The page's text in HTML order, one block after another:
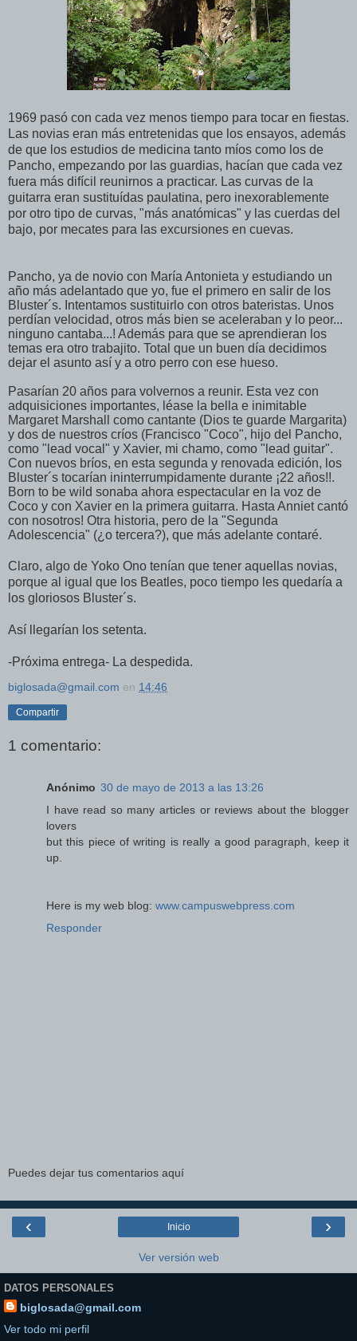
1969 pasó con cada vez menos tiempo para tocar en fiestas.
Las novias eran más entretenidas que los ensayos, además
de que los estudios de medicina tanto míos como los de
Pancho, empezando por las guardias, hacían que cada vez
fuera más difícil reunirnos a practicar. Las curvas de la
guitarra eran sustituídas paulatina, pero inexorablemente
por otro tipo de curvas, "más anatómicas" y las cuerdas del
bajo, por mecates para las excursiones en cuevas.
Pancho, ya de novio con María Antonieta y estudiando un
año más adelantado que yo, fue el primero en salir de los
Bluster´s. Intentamos sustituirlo con otros bateristas. Unos
perdían velocidad, otros más bien se aceleraban y lo peor...
ninguno cantaba...! Además para que se aprendieran los
temas era otro trabajito. Total que un buen día decidimos
dejar el asunto así y a otro perro con ese hueso.
Pasarían 20 años para volvernos a reunir. Esta vez con
adquisiciones importantes, léase la bella e inimitable
Margaret Marshall como cantante (Dios te guarde Margarita)
y dos de nuestros críos (Francisco "Coco", hijo del Pancho,
como "lead vocal" y Xavier, mi chamo, como "lead guitar".
Con nuevos bríos, en esta segunda y renovada edición, los
Bluster´s tocarían ininterrumpidamente durante ¡22 años!!.
Born to be wild sonaba ahora espectacular en la voz de
Coco y con Xavier en la primera guitarra. Hasta Anniet cantó
con nosotros! Otra historia, pero de la "Segunda
Adolescencia" (¿o tercera?), que más adelante contaré.
Claro, algo de Yoko Ono tenían que tener aquellas novias,
porque al igual que los Beatles, poco tiempo les quedaría a
los gloriosos Bluster´s.
Así llegarían los setenta.
-Próxima entrega- La despedida.
biglosada@gmail.com en 14:46
Compartir
1 comentario:
Anónimo 30 de mayo de 2013 a las 13:26
I have read so many articles or reviews about the blogger
lovers
but this piece of writing is really a good paragraph, keep it
up.
Here is my web blog: www.campuswebpress.com
Responder
Puedes dejar tus comentarios aquí
‹ ›
Inicio
Ver versión web
DATOS PERSONALES
biglosada@gmail.com
Ver todo mi perfil